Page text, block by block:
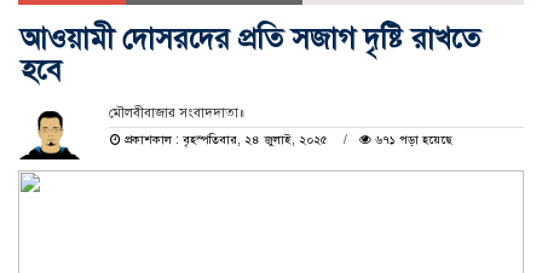
আওয়ামী দোসরদের প্রতি সজাগ দৃষ্টি রাখতে
হবে
মৌলবীবাজার সংবাদদাতা॥
প্রকাশকাল : বৃহস্পতিবার, ২৪ জুলাই, ২০২৫
৬৭১ পড়া হয়েছে